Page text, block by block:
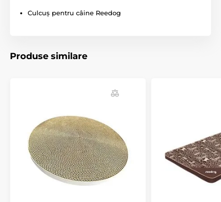
Pentru câini de talie medie
Culcuș pentru câine Reedog
Produse similare